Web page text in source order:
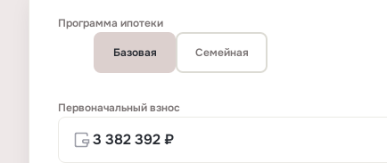
Программа ипотеки
Базовая Семейная
Первоначальный взнос